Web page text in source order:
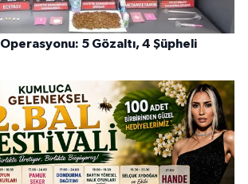
5 Gözaltı, 4 Şüpheli